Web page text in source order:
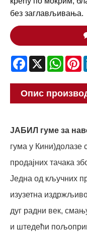
без заглављивања.
Facebook
X
Опис
ЈАБИЛ гуме за
гума у ​​Кини)долазе
продајних тачака
Једна од кључних
изузетна
дуг радни век,
и штедећи